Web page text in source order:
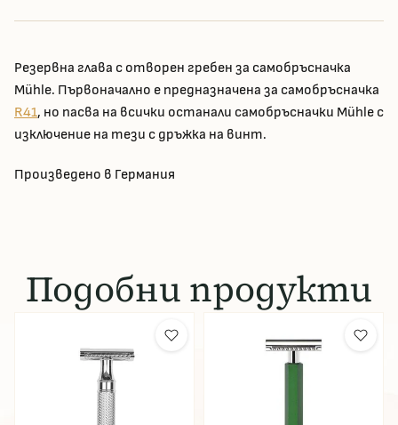
Резервна глава с отворен гребен за самобръсначка
Mühle. Първоначално е предназначена за самобръсначка
R41, но пасва на всички останали самобръсначки Mühle с
изключение на тези с дръжка на винт.
Произведено в Германия
Подобни продукти